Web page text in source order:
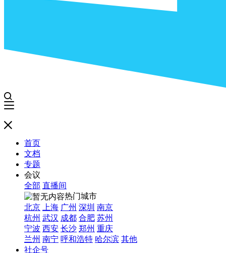
首页
文档
专题
会议
全部 直播间
热门城市
北京
上海 广州 深圳 南京
杭州 武汉 成都 合肥 苏州
宁波 西安 长沙 郑州 重庆
兰州 南宁 呼和浩特 哈尔滨 其他
社企号